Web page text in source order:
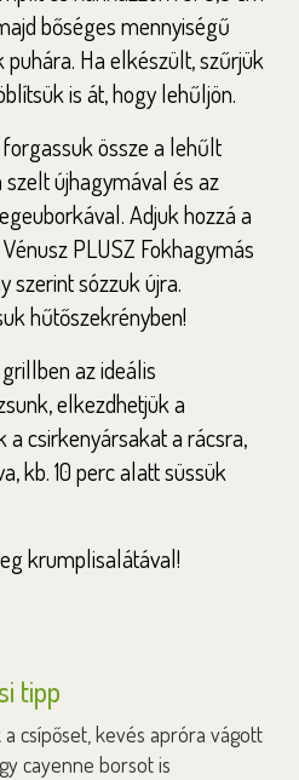
bőséges mennyiségű
puhára. Ha elkészült, szűrjük
is át, hogy lehűljön.
össze a lehűlt
újhagymával és az
Adjuk hozzá a
PLUSZ Fokhagymás
szerint sózzuk újra.
hűtőszekrényben!
az ideális
elkezdhetjük a
a csirkenyársakat a rácsra,
kb. 10 perc alatt süssük
krumplisalátával!
tipp
csípőset, kevés apróra vágott
cayenne borsot is